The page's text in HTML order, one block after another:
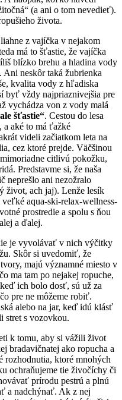
(a ani o tom nevedieť).
života.
z vajíčka v nejakom
má to šťastie, že vajíčka
blízko brehu a hladina vody
Ani neskôr taká žubrienka
kvalita vody z hľadiska
byť vždy najpriaznivejšia pre
vychádza von z vody malá
šťastie“. Cestou do lesa
a aké to má ťažké
videli začiatkom leta na
cez ktoré prejde. Väčšinou
citlivú pokožku,
Predstavme si, že naša
neprešlo ani nezožralo
život, ach jaj). Lenže lesík
aqua-ski-relax-wellness-
prostredie a spolu s ňou
a ďalej.
je vyvolávať v nich výčitky
Skôr si uvedomiť, že
majú významné miesto v
ma tam po nejakej ropuche,
ich bolo dosť, sú už za
pre ne môžeme robiť.
alebo na jar, keď idú klásť
stret s vozovkou.
k tomu, aby si vážili život
bradavičnatej ako ropucha a
rozhodnutia, ktoré mnohých
ochraňujeme tie živočíchy či
prírodu pestrú a plnú
a nadchýnať. Ak z nej